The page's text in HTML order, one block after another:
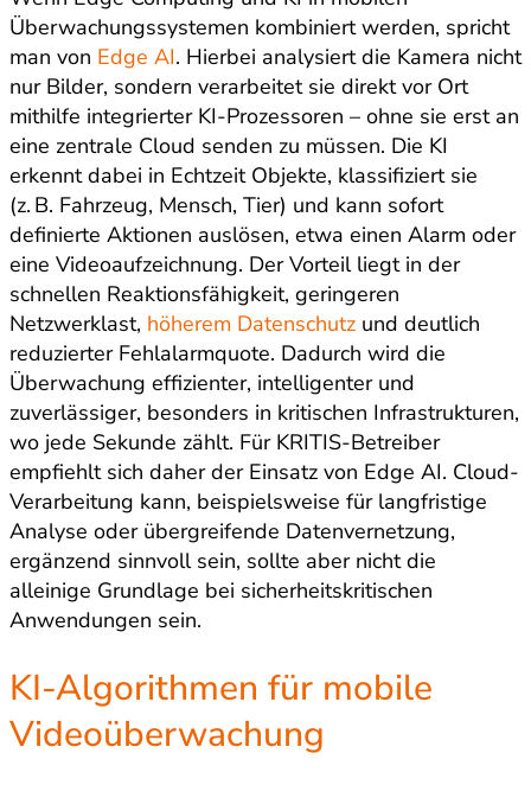
Überwachungssystemen kombiniert werden, spricht
man von Edge AI. Hierbei analysiert die Kamera nicht
nur Bilder, sondern verarbeitet sie direkt vor Ort
mithilfe integrierter KI-Prozessoren – ohne sie erst an
eine zentrale Cloud senden zu müssen. Die KI
erkennt dabei in Echtzeit Objekte, klassifiziert sie
(z. B. Fahrzeug, Mensch, Tier) und kann sofort
definierte Aktionen auslösen, etwa einen Alarm oder
eine Videoaufzeichnung. Der Vorteil liegt in der
schnellen Reaktionsfähigkeit, geringeren
Netzwerklast, höherem Datenschutz und deutlich
reduzierter Fehlalarmquote. Dadurch wird die
Überwachung effizienter, intelligenter und
zuverlässiger, besonders in kritischen Infrastrukturen,
wo jede Sekunde zählt. Für KRITIS-Betreiber
empfiehlt sich daher der Einsatz von Edge AI. Cloud-
Verarbeitung kann, beispielsweise für langfristige
Analyse oder übergreifende Datenvernetzung,
ergänzend sinnvoll sein, sollte aber nicht die
alleinige Grundlage bei sicherheitskritischen
Anwendungen sein.
KI-Algorithmen für mobile
Videoüberwachung